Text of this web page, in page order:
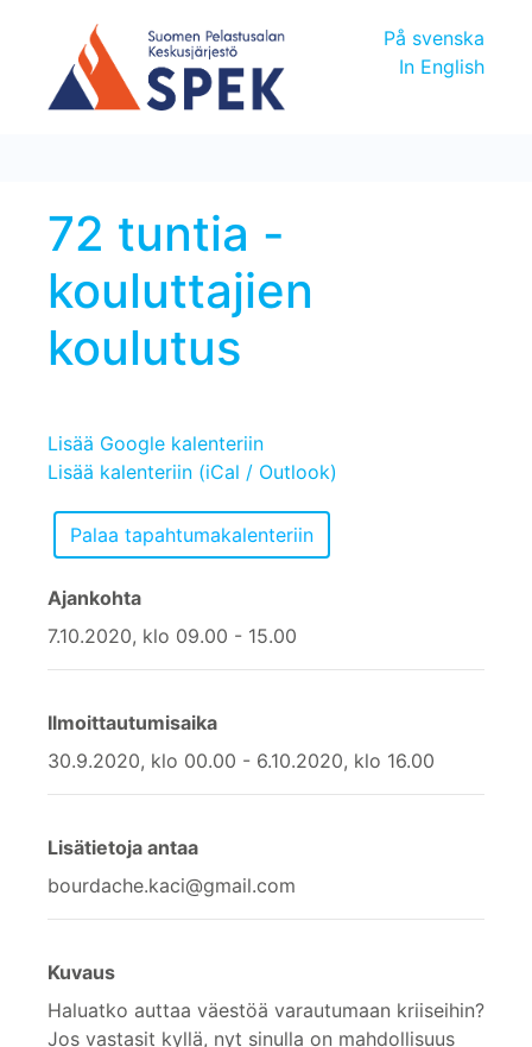
På svenska
In English
72 tuntia -
kouluttajien
koulutus
Lisää Google kalenteriin
Lisää kalenteriin (iCal / Outlook)
Ajankohta
7.10.2020, klo 09.00 - 15.00
Ilmoittautumisaika
30.9.2020, klo 00.00 - 6.10.2020, klo 16.00
Lisätietoja antaa
bourdache.kaci@gmail.com
Kuvaus
Haluatko auttaa väestöä varautumaan kriiseihin?
Jos vastasit kyllä, nyt sinulla on mahdollisuus